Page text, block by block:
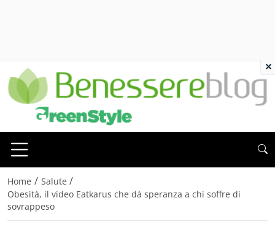
Home / Salute /
Obesità, il video Eatkarus che dà speranza a chi soffre di
sovrappeso
×